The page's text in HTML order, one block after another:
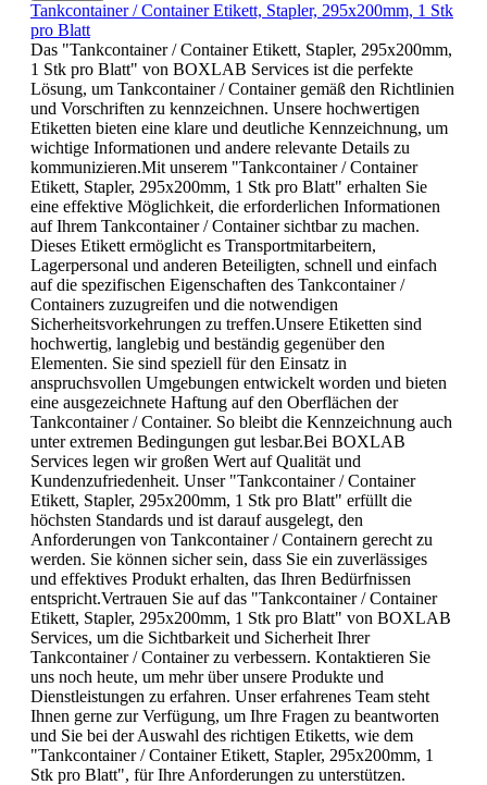
Tankcontainer / Container Etikett, Stapler, 295x200mm, 1 Stk
pro Blatt
Das "Tankcontainer / Container Etikett, Stapler, 295x200mm,
1 Stk pro Blatt" von BOXLAB Services ist die perfekte
Lösung, um Tankcontainer / Container gemäß den Richtlinien
und Vorschriften zu kennzeichnen. Unsere hochwertigen
Etiketten bieten eine klare und deutliche Kennzeichnung, um
wichtige Informationen und andere relevante Details zu
kommunizieren.Mit unserem "Tankcontainer / Container
Etikett, Stapler, 295x200mm, 1 Stk pro Blatt" erhalten Sie
eine effektive Möglichkeit, die erforderlichen Informationen
auf Ihrem Tankcontainer / Container sichtbar zu machen.
Dieses Etikett ermöglicht es Transportmitarbeitern,
Lagerpersonal und anderen Beteiligten, schnell und einfach
auf die spezifischen Eigenschaften des Tankcontainer /
Containers zuzugreifen und die notwendigen
Sicherheitsvorkehrungen zu treffen.Unsere Etiketten sind
hochwertig, langlebig und beständig gegenüber den
Elementen. Sie sind speziell für den Einsatz in
anspruchsvollen Umgebungen entwickelt worden und bieten
eine ausgezeichnete Haftung auf den Oberflächen der
Tankcontainer / Container. So bleibt die Kennzeichnung auch
unter extremen Bedingungen gut lesbar.Bei BOXLAB
Services legen wir großen Wert auf Qualität und
Kundenzufriedenheit. Unser "Tankcontainer / Container
Etikett, Stapler, 295x200mm, 1 Stk pro Blatt" erfüllt die
höchsten Standards und ist darauf ausgelegt, den
Anforderungen von Tankcontainer / Containern gerecht zu
werden. Sie können sicher sein, dass Sie ein zuverlässiges
und effektives Produkt erhalten, das Ihren Bedürfnissen
entspricht.Vertrauen Sie auf das "Tankcontainer / Container
Etikett, Stapler, 295x200mm, 1 Stk pro Blatt" von BOXLAB
Services, um die Sichtbarkeit und Sicherheit Ihrer
Tankcontainer / Container zu verbessern. Kontaktieren Sie
uns noch heute, um mehr über unsere Produkte und
Dienstleistungen zu erfahren. Unser erfahrenes Team steht
Ihnen gerne zur Verfügung, um Ihre Fragen zu beantworten
und Sie bei der Auswahl des richtigen Etiketts, wie dem
"Tankcontainer / Container Etikett, Stapler, 295x200mm, 1
Stk pro Blatt", für Ihre Anforderungen zu unterstützen.